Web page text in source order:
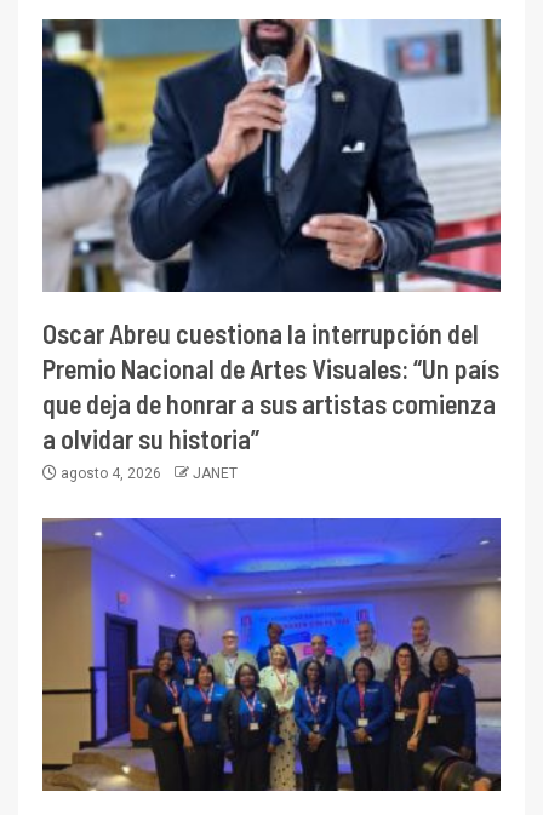
Oscar Abreu cuestiona la interrupción del
Premio Nacional de Artes Visuales: “Un país
que deja de honrar a sus artistas comienza
a olvidar su historia”
agosto 4, 2026 JANET